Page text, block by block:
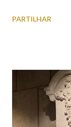
cobres entre
(2019.10.25)
Feira Semanal em
em Viana do
Castelo
PARTILHAR